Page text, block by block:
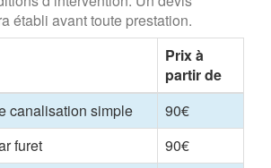
établi avant toute prestation.
Prix à
partir de
canalisation simple
90€
furet
90€